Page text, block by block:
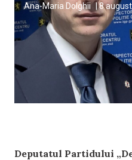
Ana-Maria Dolghii | 8
Deputatul Partidului